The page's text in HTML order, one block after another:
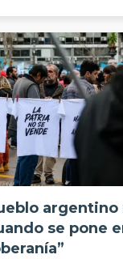
argentino
se pone